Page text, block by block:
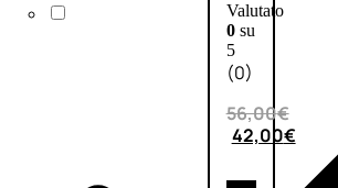
Valutato
0su
5
(0)
56,00€
42,00€